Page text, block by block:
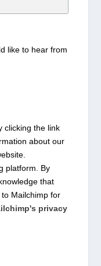
like to hear from
clicking the link
about our
platform. By
that
Mailchimp for
privacy